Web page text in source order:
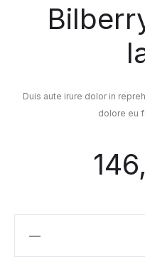
Duis aute irure dolor in
dolore eu